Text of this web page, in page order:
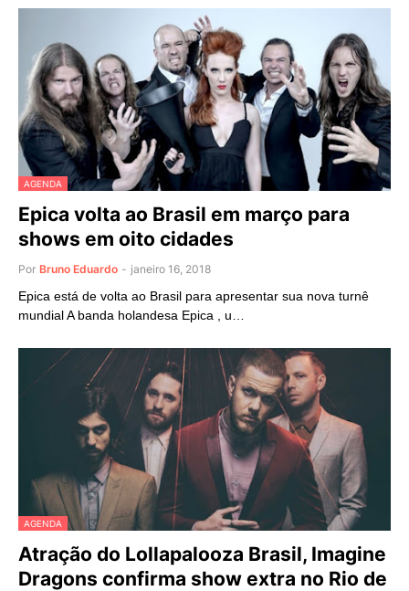
AGENDA
Epica volta ao Brasil em março para
shows em oito cidades
Por Bruno Eduardo - janeiro 16, 2018
Epica está de volta ao Brasil para apresentar sua nova turnê
mundial A banda holandesa Epica , u…
AGENDA
Atração do Lollapalooza Brasil, Imagine
Dragons confirma show extra no Rio de